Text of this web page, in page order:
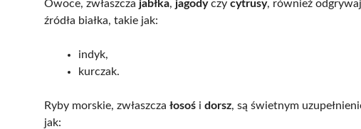
Owoce, zwłaszcza jabłka, jagodyczy cytrusy, również
źródła białka, takie jak:
indyk,
kurczak.
Ryby morskie, zwłaszcza łosoś i dorsz, są świetnym
jak: